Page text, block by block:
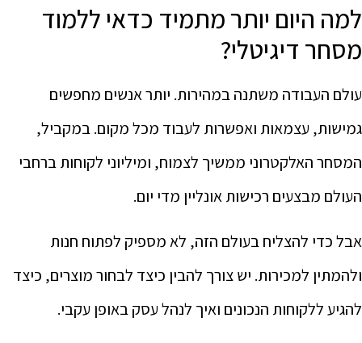
למה היום יותר מתמיד כדאי ללמוד
מסחר דיגיטלי?
עולם העבודה משתנה במהירות. יותר אנשים מחפשים
גמישות, עצמאות ואפשרות לעבוד מכל מקום. במקביל,
המסחר האלקטרוני ממשיך לצמוח, ומיליוני לקוחות ברחבי
העולם מבצעים רכישות אונליין מדי יום.
אבל כדי להצליח בעולם הזה, לא מספיק לפתוח חנות
ולהמתין למכירות. יש צורך להבין כיצד לבחור מוצרים, כיצד
להגיע ללקוחות הנכונים ואיך לנהל עסק באופן עקבי.